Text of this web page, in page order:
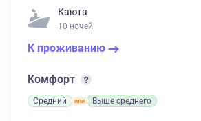
Каюта
10 ночей
К проживанию
Комфорт
Средний Выше среднего